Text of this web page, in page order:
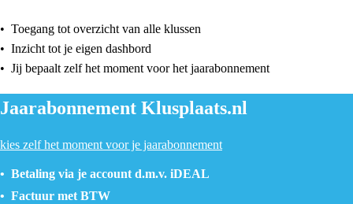
• Toegang tot overzicht van alle klussen
• Inzicht tot je eigen dashbord
• Jij bepaalt zelf het moment voor het jaarabonnement
Jaarabonnement Klusplaats.nl
kies zelf het moment voor je jaarabonnement
• Betaling via je account d.m.v. iDEAL
• Factuur met BTW